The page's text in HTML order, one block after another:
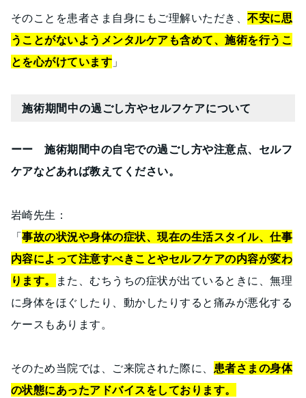
そのことを患者さま自身にもご理解いただき、不安に思
うことがないようメンタルケアも含めて、施術を行うこ
とを心がけています 」
施術期間中の過ごし方やセルフケアについて
ーー 施術期間中の自宅での過ごし方や注意点、セルフ
ケアなどあれば教えてください。
岩崎先生：
「事故の状況や身体の症状、現在の生活スタイル、仕事
内容によって注意すべきことやセルフケアの内容が変わ
ります。
また、むちうちの症状が出ているときに、無理
に身体をほぐしたり、動かしたりすると痛みが悪化する
ケースもあります。
そのため当院では、ご来院された際に、 患者さまの身体
の状態にあったアドバイスをしております。